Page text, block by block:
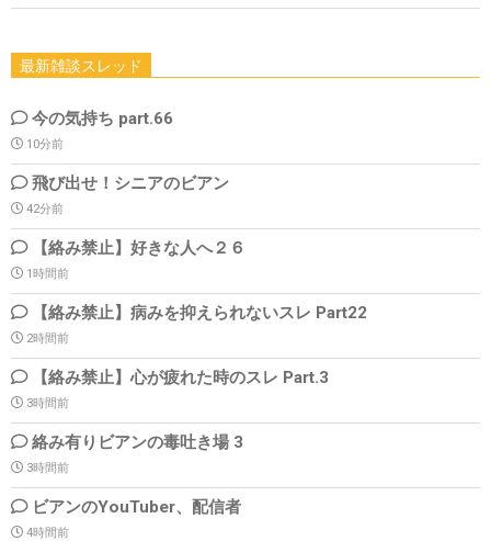
最新雑談スレッド
今の気持ち part.66
10分前
飛び出せ！シニアのビアン
42分前
【絡み禁止】好きな人へ２６
1時間前
【絡み禁止】病みを抑えられないスレ Part22
2時間前
【絡み禁止】心が疲れた時のスレ Part.3
3時間前
絡み有りビアンの毒吐き場 3
3時間前
ビアンのYouTuber、配信者
4時間前